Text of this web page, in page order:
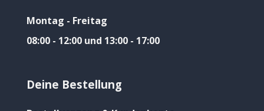
Montag - Freitag
08:00 - 12:00 und 13:00 - 17:00
Deine Bestellung